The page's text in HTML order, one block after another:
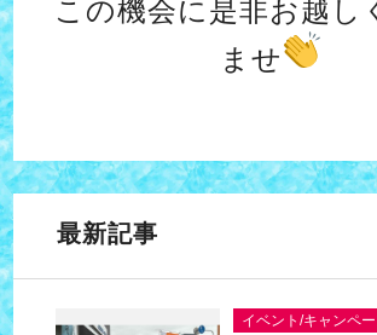
この機会に是非お越し
ませ
最新記事
イベント/キャンペ